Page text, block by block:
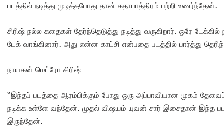
படத்தில் நடித்து முடித்தபோது தான் கதாபாத்திரம் பற்றி உணர்ந்தேன்.
சிரிஷ் நல்ல கதைகள் தேர்ந்தெடுத்து நடித்து வருகிறார். ஒரே
டேக் வாங்கினார். அது என்ன காட்சி என்பதை படத்தில் பார்த்து
நாயகன் மெட்ரோ சிரிஷ்
“இந்தப் படத்தை ஆரம்பிக்கும் போது ஒரு அப்பாவியான முகம்
நடிக்க உள்ளே வந்தேன். முதல் விஷயம் யுவன் சார் இசைதான் இந்த
இருந்தேன்.